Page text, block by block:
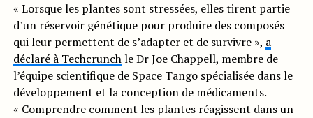
« Lorsque les plantes sont stressées, elles tirent partie
d’un réservoir génétique pour produire des composés
qui leur permettent de s’adapter et de survivre », a
déclaré à Techcrunchle Dr Joe Chappell, membre de
l’équipe scientifique de Space Tango spécialisée dans le
développement et la conception de médicaments.
« Comprendre comment les plantes réagissent dans un